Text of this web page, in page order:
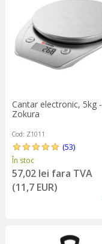
Cantar electronic, 5kg -
Zokura
Cod: Z1011
(53)
În stoc
57,02 lei fara TVA
(11,7 EUR)